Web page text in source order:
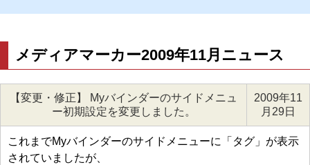
メディアマーカー2009年11月ニュース
【変更・修正】 Myバインダーのサイドメニュ
ー初期設定を変更しました。
2009年11
月29日
これまでMyバインダーのサイドメニューに「タグ」が表示
されていましたが、